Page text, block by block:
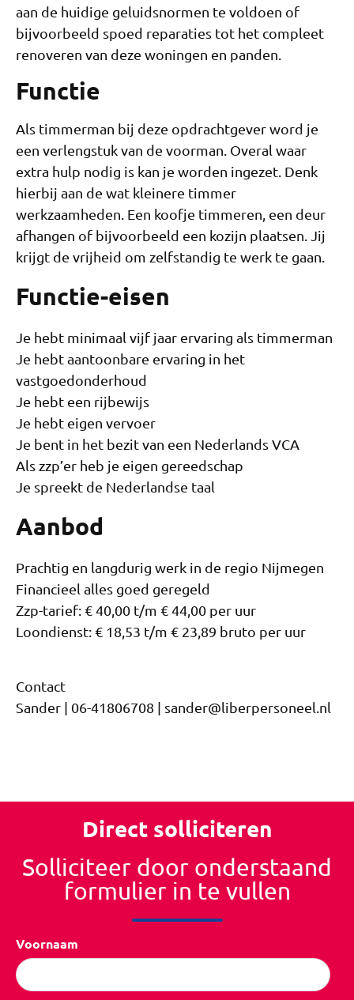
aan de huidige geluidsnormen te voldoen of
bijvoorbeeld spoed reparaties tot het compleet
renoveren van deze woningen en panden.
Functie
Als timmerman bij deze opdrachtgever word je
een verlengstuk van de voorman. Overal waar
extra hulp nodig is kan je worden ingezet. Denk
hierbij aan de wat kleinere timmer
werkzaamheden. Een koofje timmeren, een deur
afhangen of bijvoorbeeld een kozijn plaatsen. Jij
krijgt de vrijheid om zelfstandig te werk te gaan.
Functie-eisen
Je hebt minimaal vijf jaar ervaring als timmerman
Je hebt aantoonbare ervaring in het
vastgoedonderhoud
Je hebt een rijbewijs
Je hebt eigen vervoer
Je bent in het bezit van een Nederlands VCA
Als zzp’er heb je eigen gereedschap
Je spreekt de Nederlandse taal
Aanbod
Prachtig en langdurig werk in de regio Nijmegen
Financieel alles goed geregeld
Zzp-tarief: € 40,00 t/m € 44,00 per uur
Loondienst: € 18,53 t/m € 23,89 bruto per uur
Contact
Sander | 06-41806708 | sander@liberpersoneel.nl
Direct solliciteren
Solliciteer door onderstaand
formulier in te vullen
Voornaam